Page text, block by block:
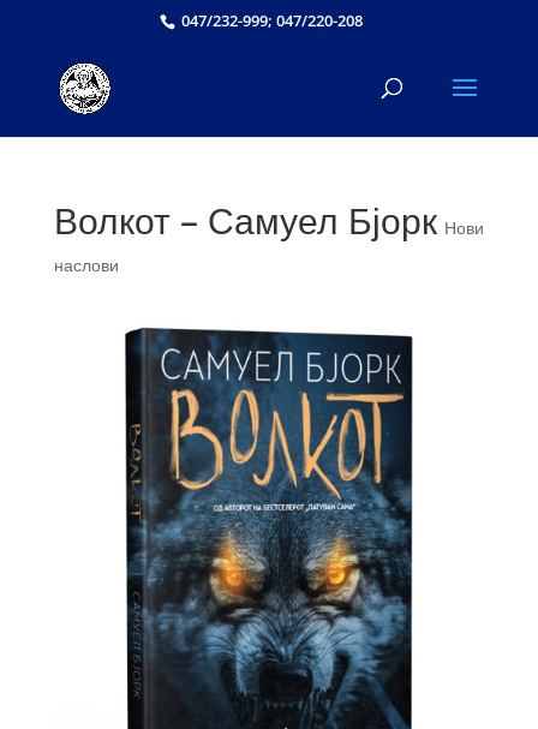
047/232-999; 047/220-208
Волкот – Самуел Бјорк Нови
наслови